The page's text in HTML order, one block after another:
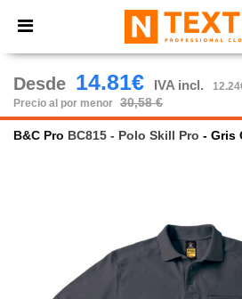
× App de Ntextil
¡Mejores precios en app!
Desde 14.81€ IVA incl.
Precio al por menor 30,58 €
B&C Pro BC815 - Polo Skill Pro - Gris